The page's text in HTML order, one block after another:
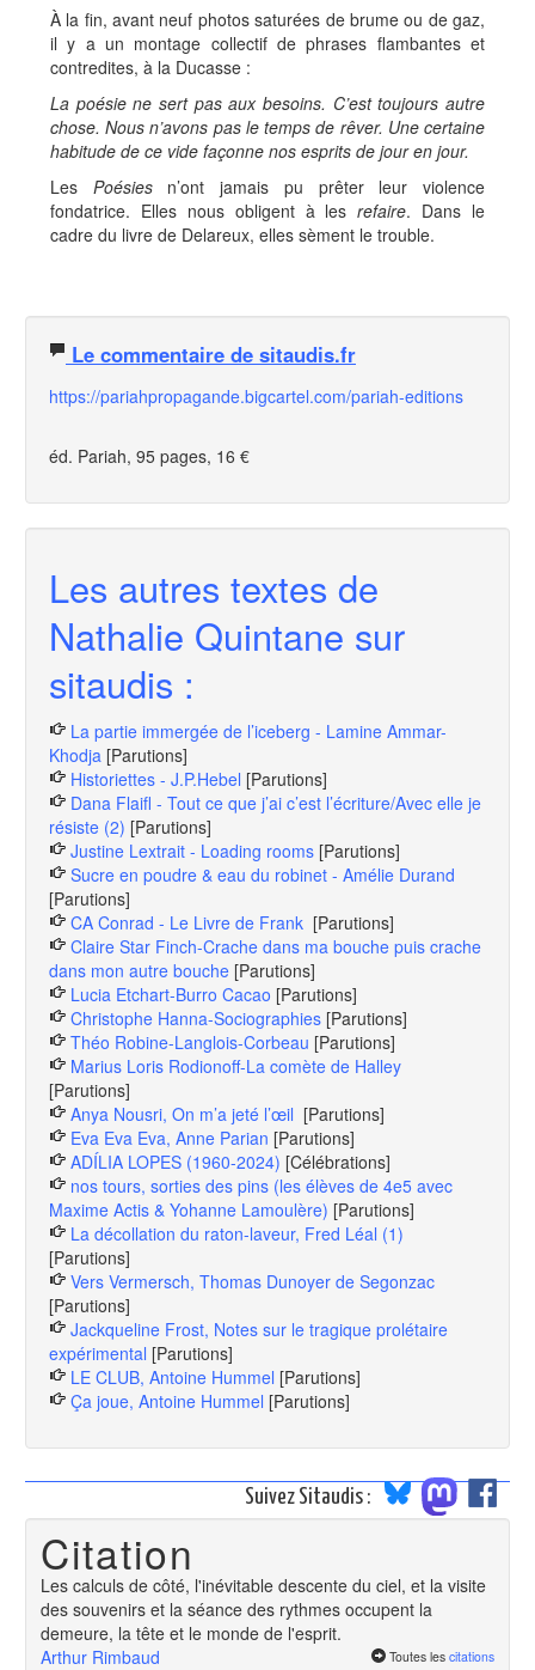
À la fin, avant neuf photos saturées de brume ou de gaz,
il y a un montage collectif de phrases flambantes et
contredites, à la Ducasse :
La poésie ne sert pas aux besoins. C’est toujours autre
chose. Nous n’avons pas le temps de rêver. Une certaine
habitude de ce vide façonne nos esprits de jour en jour.
Les Poésiesn’ont jamais pu prêter leur violence
fondatrice. Elles nous obligent à lesrefaire. Dans le
cadre du livre de Delareux, elles sèment le trouble.
Le commentaire de sitaudis.fr
https://pariahpropagande.bigcartel.com/pariah-editions
éd. Pariah, 95 pages, 16 €
Les autres textes de
Nathalie Quintane sur
sitaudis :
La partie immergée de l’iceberg - Lamine Ammar-
Khodja [Parutions]
Historiettes - J.P.Hebel [Parutions]
Dana Flaifl - Tout ce que j’ai c’est l’écriture/Avec elle je
résiste (2) [Parutions]
Justine Lextrait - Loading rooms [Parutions]
Sucre en poudre & eau du robinet - Amélie Durand
[Parutions]
CA Conrad - Le Livre de Frank [Parutions]
Claire Star Finch-Crache dans ma bouche puis crache
dans mon autre bouche [Parutions]
Lucia Etchart-Burro Cacao [Parutions]
Christophe Hanna-Sociographies [Parutions]
Théo Robine-Langlois-Corbeau [Parutions]
Marius Loris Rodionoff-La comète de Halley
[Parutions]
Anya Nousri, On m’a jeté l’œil [Parutions]
Eva Eva Eva, Anne Parian [Parutions]
ADÍLIA LOPES (1960-2024) [Célébrations]
nos tours, sorties des pins (les élèves de 4e5 avec
Maxime Actis & Yohanne Lamoulère) [Parutions]
La décollation du raton-laveur, Fred Léal (1)
[Parutions]
Vers Vermersch, Thomas Dunoyer de Segonzac
[Parutions]
Jackqueline Frost, Notes sur le tragique prolétaire
expérimental [Parutions]
LE CLUB, Antoine Hummel [Parutions]
Ça joue, Antoine Hummel [Parutions]
Suivez Sitaudis :
Citation
Les calculs de côté, l'inévitable descente du ciel, et la visite
des souvenirs et la séance des rythmes occupent la
demeure, la tête et le monde de l'esprit.
Arthur Rimbaud
Toutes les citations